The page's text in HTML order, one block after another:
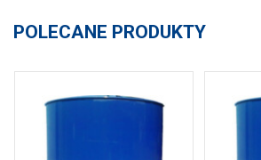
POLECANE PRODUKTY